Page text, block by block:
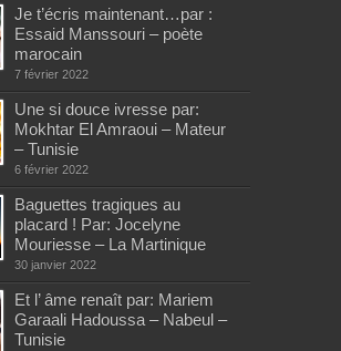
Je t’écris maintenant…par :
Essaid Manssouri – poète
marocain
7 février 2022
Une si douce ivresse par:
Mokhtar El Amraoui – Mateur
– Tunisie
6 février 2022
Baguettes tragiques au
placard ! Par: Jocelyne
Mouriesse – La Martinique
30 janvier 2022
Et l’ âme renaît par: Mariem
Garaali Hadoussa – Nabeul –
Tunisie